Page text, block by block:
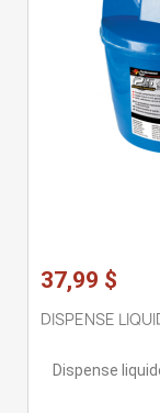
37,99 $
DISPENSE
Dispense